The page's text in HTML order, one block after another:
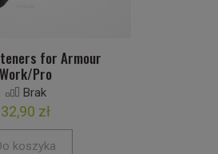
for Armour
Work/Pro
Brak
32,90 zł
koszyka